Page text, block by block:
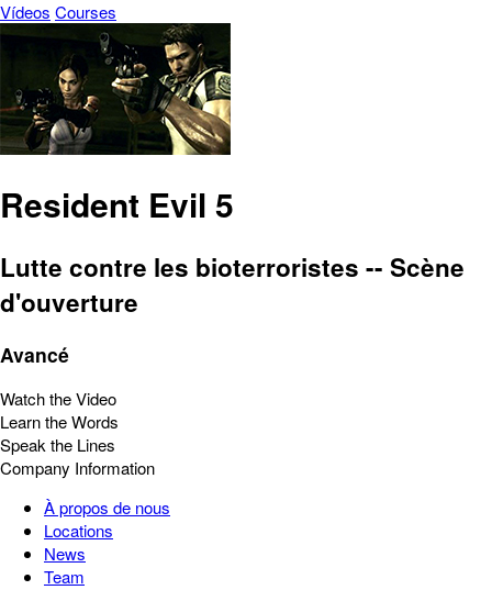
Vídeos Courses
Resident Evil 5
Lutte contre les bioterroristes -- Scène
d'ouverture
Avancé
Watch the Video
Learn the Words
Speak the Lines
Company Information
À propos de nous
Locations
News
Team